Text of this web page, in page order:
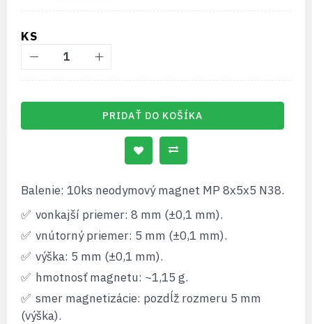
KS
PRIDAŤ DO KOŠÍKA
Balenie: 10ks neodymový magnet MP 8x5x5 N38.
vonkajší priemer: 8 mm (±0,1 mm).
vnútorný priemer: 5 mm (±0,1 mm).
výška: 5 mm (±0,1 mm).
hmotnosť magnetu: ~1,15 g.
smer magnetizácie: pozdĺž rozmeru 5 mm
(výška).